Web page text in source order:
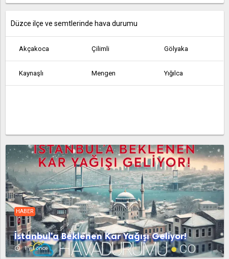
Düzce ilçe ve semtlerinde hava durumu
Akçakoca Çilimli Gölyaka
Kaynaşlı Mengen Yığılca
HABER
İstanbul'a Beklenen Kar Yağışı Geliyor!
access_time 1 yıl önce